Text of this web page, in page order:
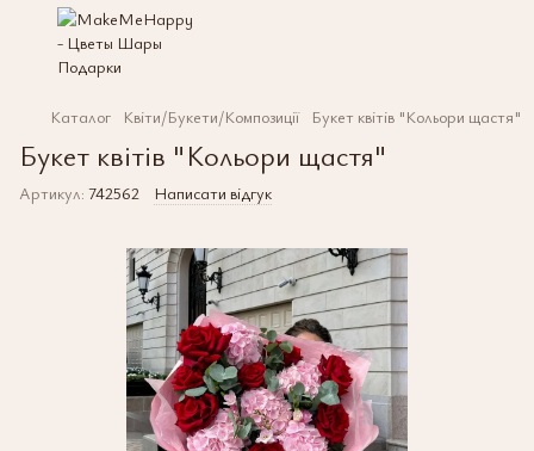
Каталог Квіти/Букети/Композиції Букет квітів "Кольори щастя"
Букет квітів "Кольори щастя"
Артикул: 742562 Написати відгук